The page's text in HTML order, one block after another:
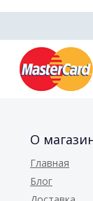
О
Главная
Блог